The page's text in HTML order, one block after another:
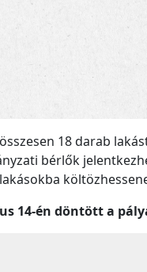
18 darab
bérlők
14-én döntött a